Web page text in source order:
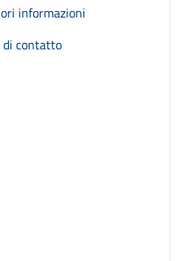
informazioni
contatto